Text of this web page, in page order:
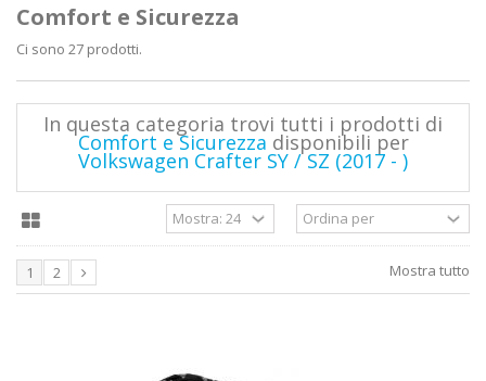
Comfort e Sicurezza
Ci sono 27 prodotti.
In questa categoria trovi tutti i prodotti di
Comfort e Sicurezza disponibili per
Volkswagen Crafter SY / SZ (2017 - )
Mostra tutto
1 2